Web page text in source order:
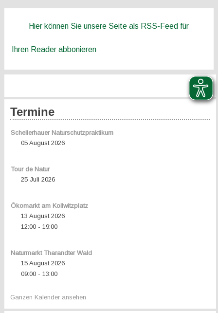
Hier können Sie unsere Seite als RSS-Feed für
Ihren Reader abbonieren
Termine
Schellerhauer Naturschutzpraktikum
05 August 2026
Tour de Natur
25 Juli 2026
Ökomarkt am Kollwitzplatz
13 August 2026
12:00- 19:00
Naturmarkt Tharandter Wald
15 August 2026
09:00- 13:00
Ganzen Kalender ansehen